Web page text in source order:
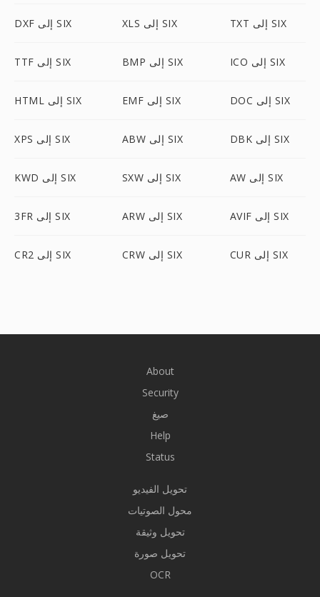
DXF إلى SIX XLS إلى SIX TXT إلى SIX
TTF إلى SIX BMP إلى SIX ICO إلى SIX
HTML إلى SIX EMF إلى SIX DOC إلى SIX
XPS إلى SIX ABW إلى SIX DBK إلى SIX
KWD إلى SIX SXW إلى SIX AW إلى SIX
3FR إلى SIX ARW إلى SIX AVIF إلى SIX
CR2 إلى SIX CRW إلى SIX CUR إلى SIX
About
Security
صيغ
Help
Status
تحويل الفيديو
محول الصوتيات
تحويل وثيقة
تحويل صورة
OCR